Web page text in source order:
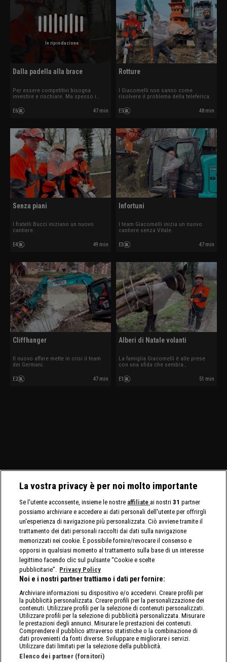
In riproduzione
Dalla padella alla brace
Per essere competitivi bisogna
investire e rischiare. Ma spesso i
bisogna essere disposti a rilanciare.
Per chi ha cercato fortuna lontano del
E6 47 min
Rotture
I Giacomelli non sanno come
risolvere il problema della teleferica.
E5 48 min
Senza piani
I fratelli Bucci iniziano un nuovo
cantiere.
E4 49 min
Infortuni
l team Giacomelli inizia un nuovo
cantiere senza Vitale.
E3 47 min
Cliffhanger
Il nuovo affare mette in crisi il team
dei Germani.
E2 47 min
Alberi di Natale volanti
La famiglia Giacomelli è alle prese
con una sfida che sembra
E1 51 min
La vostra privacy è per noi molto importante
Se l'utente acconsente, insieme le nostre affiliate ai nostri31 partner
possiamo archiviare e accedere ai dati personali dell'utente per offrirgli
un'esperienza di navigazione più personalizzata. Ciò avviene tramite il
trattamento dei dati personali raccolti dai dati sulla navigazione
memorizzati nei cookie. È possibile fornire/revocare il consenso e
opporsi in qualsiasi momento al trattamento sulla base di un interesse
legittimo facendo clic sul pulsante “Cookie e scelte
pubblicitarie”. Privacy Policy
Noi e i nostri partner trattiamo i dati per fornire:
Archiviare informazioni su dispositivo e/o accedervi. Creare profili per
la pubblicità personalizzata. Creare profili per la personalizzazione dei
contenuti. Utilizzare profili per la selezione di contenuti personalizzati.
Utilizzare profili per la selezione di pubblicità personalizzata. Misurare
le prestazioni degli annunci. Misurare le prestazioni dei contenuti.
Comprendere il pubblico attraverso statistiche o la combinazione di
dati provenienti da fonti diverse. Sviluppare e migliorare i servizi.
Utilizzare dati limitati per la selezione della pubblicità.
Elenco dei partner (fornitori)